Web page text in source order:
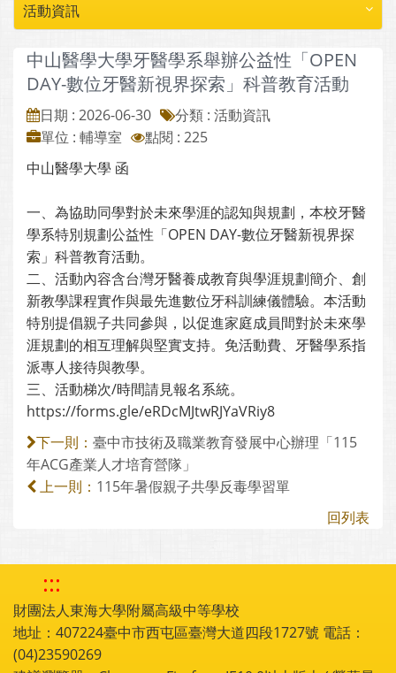
活動資訊
中山醫學大學牙醫學系舉辦公益性「OPEN
DAY-數位牙醫新視界探索」科普教育活動
日期 : 2026-06-30
分類 : 活動資訊
單位 : 輔導室
點閱 : 225
中山醫學大學 函
一、為協助同學對於未來學涯的認知與規劃，本校牙醫
學系特別規劃公益性「OPEN DAY-數位牙醫新視界探
索」科普教育活動。
二、活動內容含台灣牙醫養成教育與學涯規劃簡介、創
新教學課程實作與最先進數位牙科訓練儀體驗。本活動
特別提倡親子共同參與，以促進家庭成員間對於未來學
涯規劃的相互理解與堅實支持。免活動費、牙醫學系指
派專人接待與教學。
三、活動梯次/時間請見報名系統。
https://forms.gle/eRDcMJtwRJYaVRiy8
下一則： 臺中市技術及職業教育發展中心辦理「115
年ACG產業人才培育營隊」
上一則： 115年暑假親子共學反毒學習單
回列表
:::
財團法人東海大學附屬高級中等學校
地址：407224臺中市西屯區臺灣大道四段1727號 電話：
(04)23590269